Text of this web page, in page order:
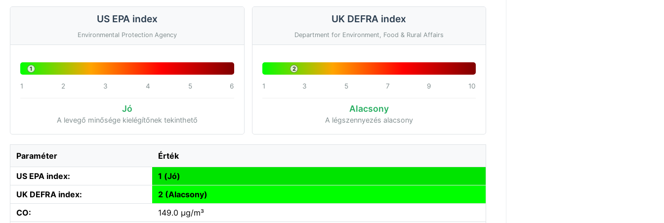
US EPA index
Environmental Protection Agency
1
1 2 3 4 5 6
Jó
A levegő minősége kielégítőnek tekinthető
UK DEFRA index
Department for Environment, Food & Rural Affairs
2
1 3 5 7 9 10
Alacsony
A légszennyezés alacsony
Paraméter Érték
US EPA index:
1 (Jó)
UK DEFRA index:
2 (Alacsony)
CO:
149.0 µg/m³